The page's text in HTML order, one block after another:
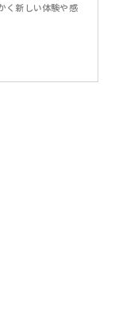
く新しい体験や感